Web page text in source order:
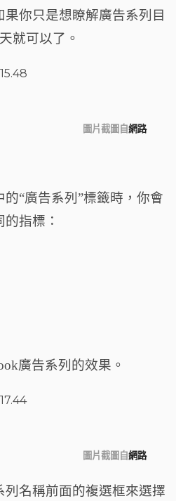
果你只是想瞭解廣告系列目
就可以了。
圖片截圖自網路
“廣告系列”標籤時，你會
指標：
廣告系列的效果。
圖片截圖自網路
名稱前面的複選框來選擇